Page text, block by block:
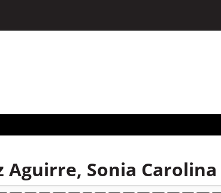
Aguirre, Sonia Carolina